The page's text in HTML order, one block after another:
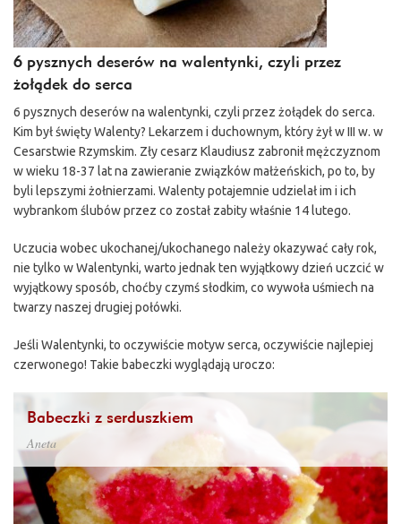
6 pysznych deserów na walentynki, czyli przez
żołądek do serca
6 pysznych deserów na walentynki, czyli przez żołądek do serca.
Kim był święty Walenty? Lekarzem i duchownym, który żył w III w. w
Cesarstwie Rzymskim. Zły cesarz Klaudiusz zabronił mężczyznom
w wieku 18-37 lat na zawieranie związków małżeńskich, po to, by
byli lepszymi żołnierzami. Walenty potajemnie udzielał im i ich
wybrankom ślubów przez co został zabity właśnie 14 lutego.
Uczucia wobec ukochanej/ukochanego należy okazywać cały rok,
nie tylko w Walentynki, warto jednak ten wyjątkowy dzień uczcić w
wyjątkowy sposób, choćby czymś słodkim, co wywoła uśmiech na
twarzy naszej drugiej połówki.
Jeśli Walentynki, to oczywiście motyw serca, oczywiście najlepiej
czerwonego! Takie babeczki wyglądają uroczo:
Babeczki z serduszkiem
Aneta